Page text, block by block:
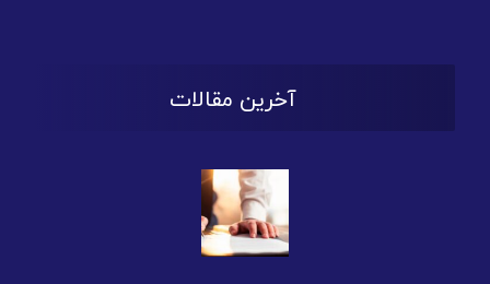
آخرین مقالات